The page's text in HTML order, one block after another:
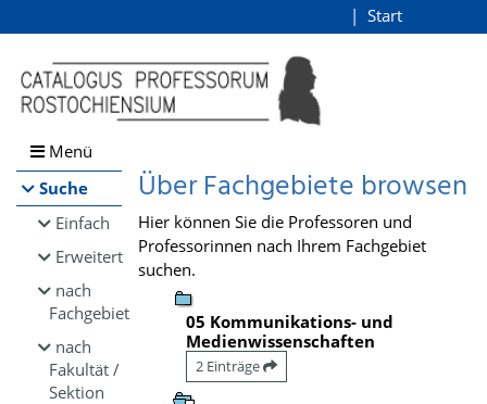
Browsen
direkt zum Inhalt
Start
Menü
Suche
Einfach
Erweitert
nach
Fachgebiet
nach
Fakultät /
Sektion
Über Fachgebiete browsen
Hier können Sie die Professoren und
Professorinnen nach Ihrem Fachgebiet
suchen.
05 Kommunikations- und
Medienwissenschaften
2 Einträge